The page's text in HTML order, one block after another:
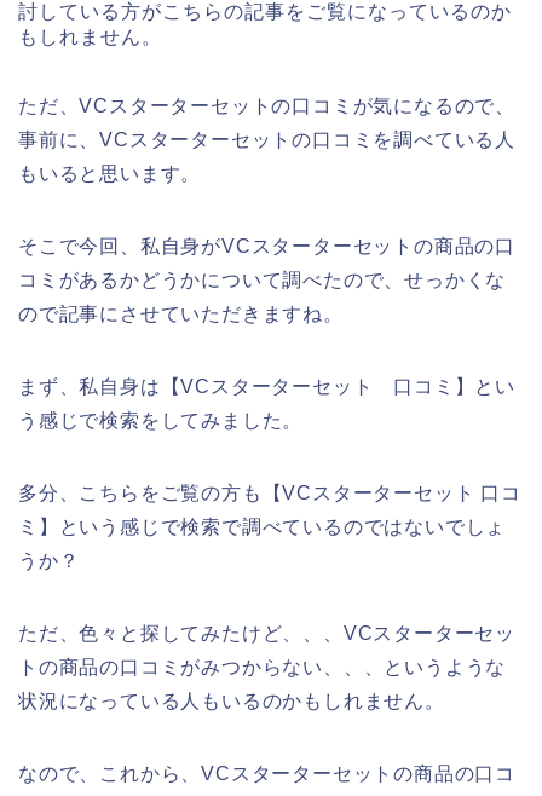
討している方がこちらの記事をご覧になっているのか
もしれません。
ただ、VCスターターセットの口コミが気になるので、
事前に、VCスターターセットの口コミを調べている人
もいると思います。
そこで今回、私自身がVCスターターセットの商品の口
コミがあるかどうかについて調べたので、せっかくな
ので記事にさせていただきますね。
まず、私自身は【VCスターターセット 口コミ】とい
う感じで検索をしてみました。
多分、こちらをご覧の方も【VCスターターセット 口コ
ミ】という感じで検索で調べているのではないでしょ
うか？
ただ、色々と探してみたけど、、、VCスターターセッ
トの商品の口コミがみつからない、、、というような
状況になっている人もいるのかもしれません。
なので、これから、VCスターターセットの商品の口コ